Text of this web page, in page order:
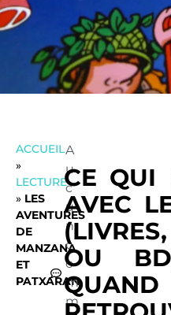
ACCUEIL
»
LECTURE
» LES
AVENTURES
DE
MANZANA
ET
PATXARAN
A
u
c
u
n
c
o
m
m
CE QUI
AVEC
OU